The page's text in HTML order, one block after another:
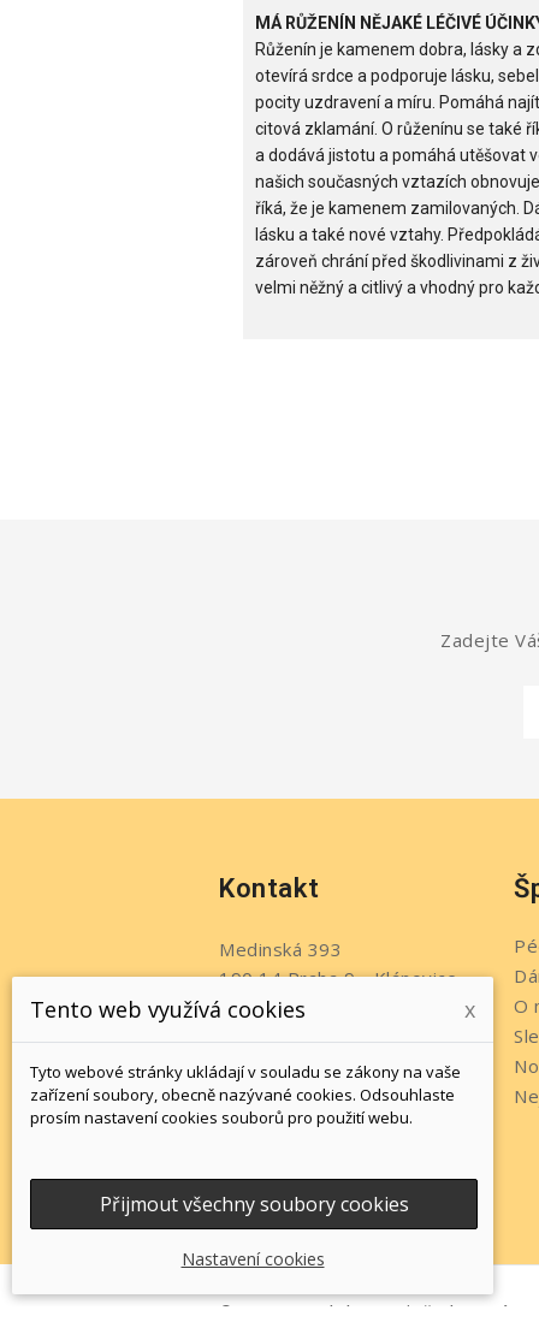
MÁ RŮŽENÍN NĚJAKÉ LÉČIVÉ
Růženín je kamenem dobra, lásky a
otevírá srdce a podporuje lásku,
pocity uzdravení a míru. Pomáhá
citová zklamání. O růženínu se také
a dodává jistotu a pomáhá utěšovat
našich současných vztazích
říká, že je kamenem zamilovaných.
lásku a také nové vztahy.
zároveň chrání před škodlivinami z
velmi něžný a citlivý a vhodný pro
Zadejte
Kontakt
Medinská 393
190 14 Praha 9 - Klánovice
Česko
Telefon: +420 737 215 611
Napište nám:
info@jewelsbyromi.cz
O
© 2026 - Jewels by Romi všechna
Tento web využívá cookies x
Tyto webové stránky ukládají v souladu se zákony na vaše
zařízení soubory, obecně nazývané cookies. Odsouhlaste
prosím nastavení cookies souborů pro použití webu.
Přijmout všechny soubory cookies
Nastavení cookies